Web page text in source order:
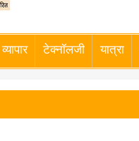
व्यापार टेक्नॉलजी यात्रा